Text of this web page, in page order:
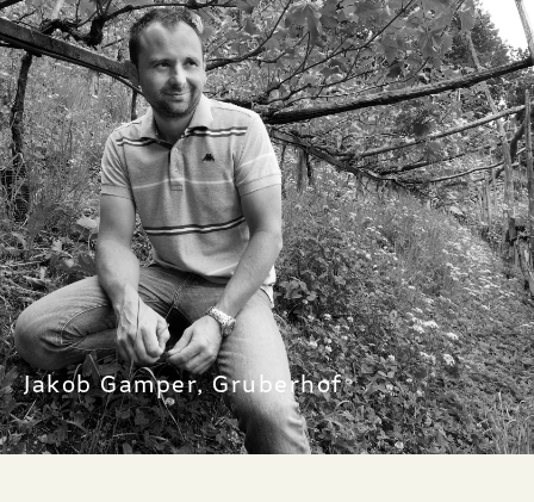
Jakob Gamper, Gruberhof